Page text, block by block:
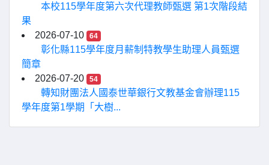
本校115學年度第六次代理教師甄選 第1次階段結
果
2026-07-10
64
彰化縣115學年度月薪制特教學生助理人員甄選
簡章
2026-07-20
54
轉知財團法人國泰世華銀行文教基金會辦理115
學年度第1學期「大樹...